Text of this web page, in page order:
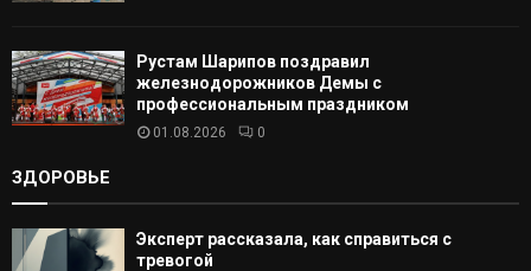
Рустам Шарипов поздравил
железнодорожников Демы с
профессиональным праздником
01.08.2026 0
ЗДОРОВЬЕ
Эксперт рассказала, как справиться с
тревогой